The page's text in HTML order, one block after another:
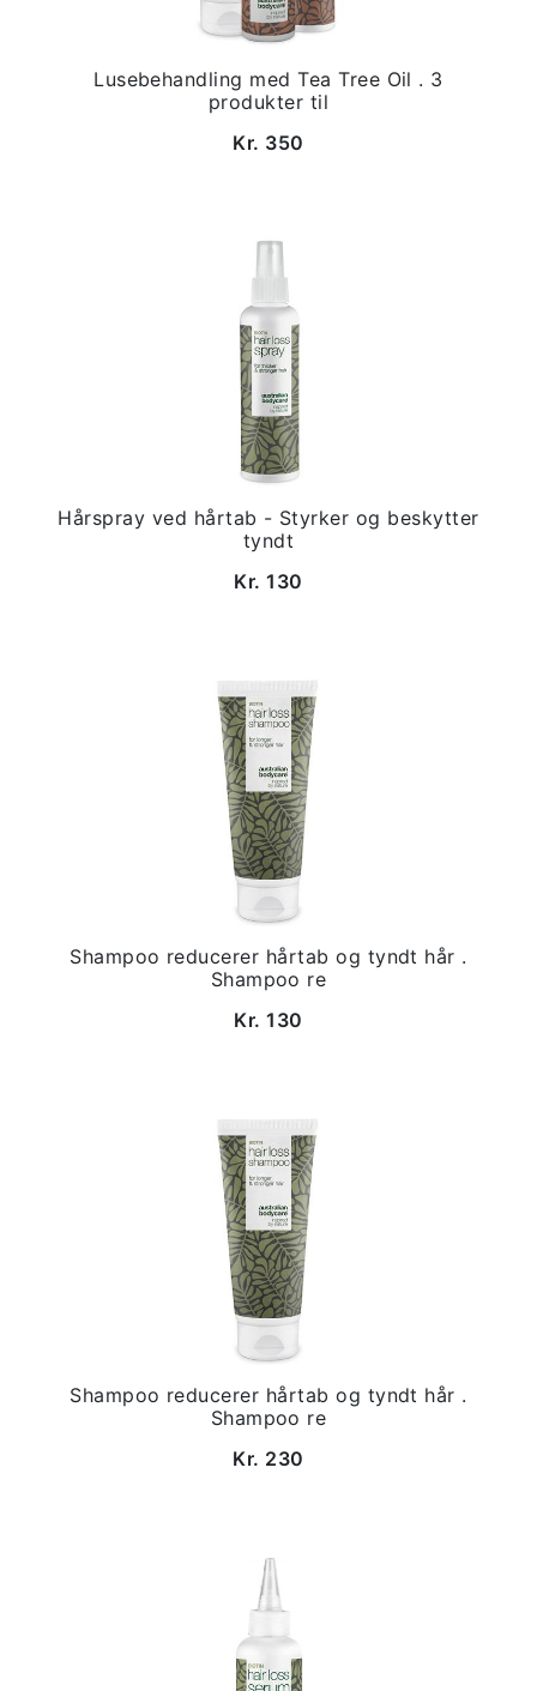
Lusebehandling med Tea Tree Oil . 3
produkter til
Kr. 350
Hårspray ved hårtab - Styrker og beskytter
tyndt
Kr. 130
Shampoo reducerer hårtab og tyndt hår .
Shampoo re
Kr. 130
Shampoo reducerer hårtab og tyndt hår .
Shampoo re
Kr. 230